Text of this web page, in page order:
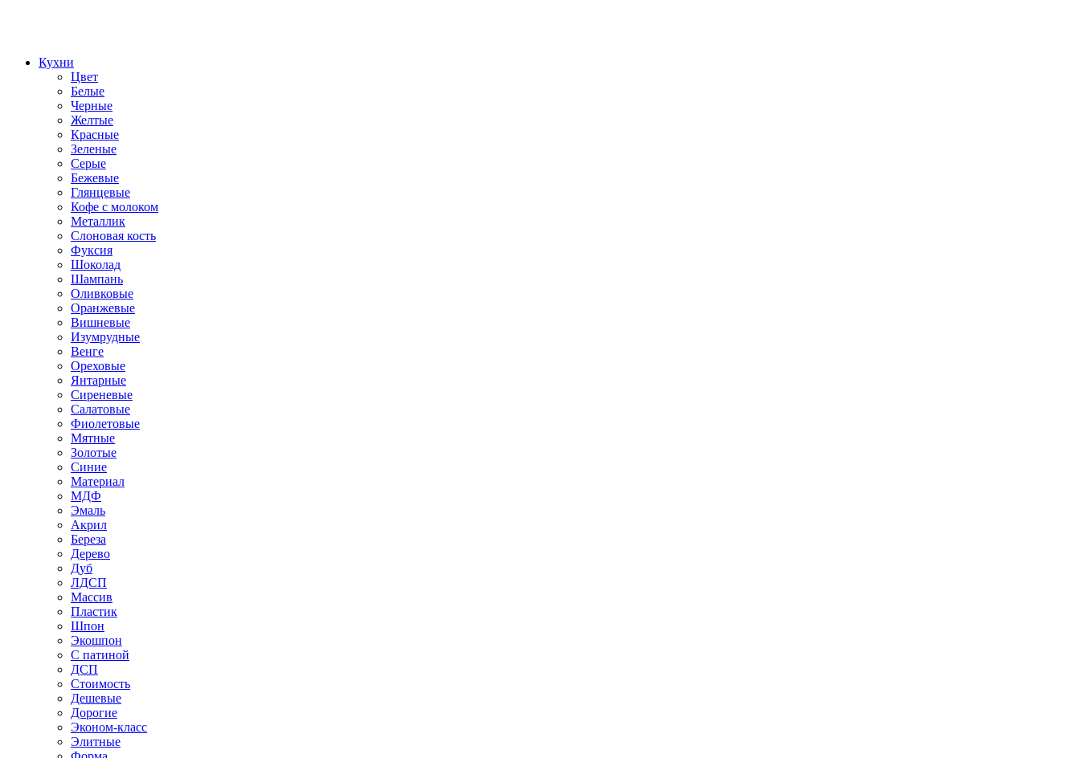
Кухни
Цвет
Белые
Черные
Желтые
Красные
Зеленые
Серые
Бежевые
Глянцевые
Кофе с молоком
Металлик
Слоновая кость
Фуксия
Шоколад
Шампань
Оливковые
Оранжевые
Вишневые
Изумрудные
Венге
Ореховые
Янтарные
Сиреневые
Салатовые
Фиолетовые
Мятные
Золотые
Синие
Материал
МДФ
Эмаль
Акрил
Береза
Дерево
Дуб
ЛДСП
Массив
Пластик
Шпон
Экошпон
С патиной
ДСП
Стоимость
Дешевые
Дорогие
Эконом-класс
Элитные